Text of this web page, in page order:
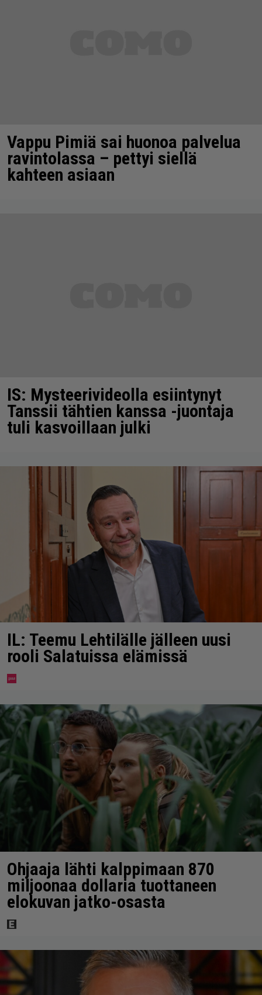
Vappu Pimiä sai huonoa palvelua
ravintolassa – pettyi siellä
kahteen asiaan
IS: Mysteerivideolla esiintynyt
Tanssii tähtien kanssa -juontaja
tuli kasvoillaan julki
IL: Teemu Lehtilälle jälleen uusi
rooli Salatuissa elämissä
Ohjaaja lähti kalppimaan 870
miljoonaa dollaria tuottaneen
elokuvan jatko-osasta